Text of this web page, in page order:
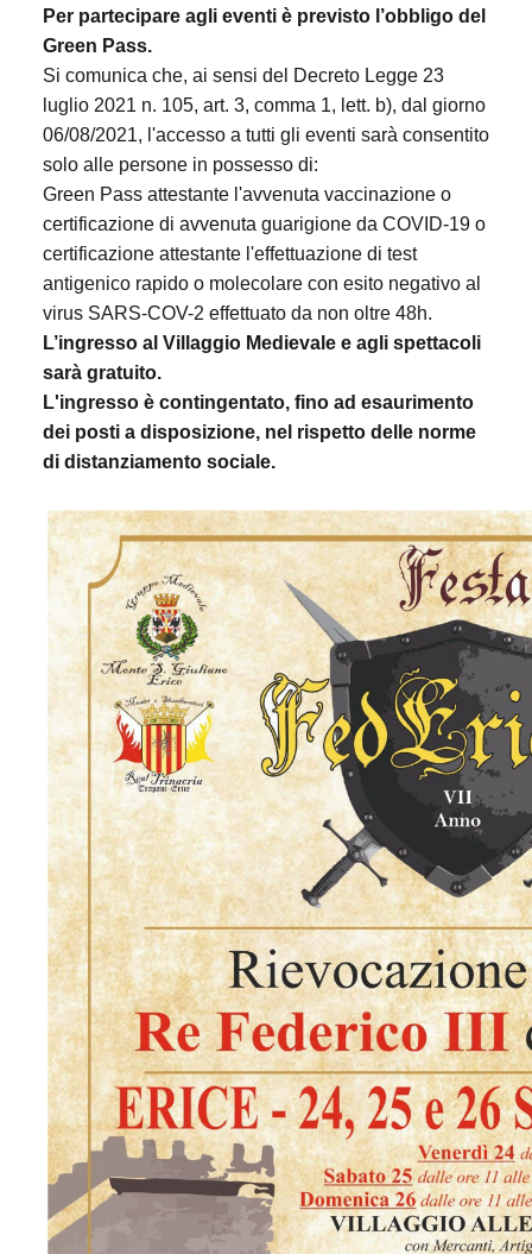
Per partecipare agli eventi è previsto l’obbligo del
Green Pass.
Si comunica che, ai sensi del Decreto Legge 23
luglio 2021 n. 105, art. 3, comma 1, lett. b), dal giorno
06/08/2021, l'accesso a tutti gli eventi sarà consentito
solo alle persone in possesso di:
Green Pass attestante l'avvenuta vaccinazione o
certificazione di avvenuta guarigione da COVID-19 o
certificazione attestante l'effettuazione di test
antigenico rapido o molecolare con esito negativo al
virus SARS-COV-2 effettuato da non oltre 48h.
L’ingresso al Villaggio Medievale e agli spettacoli
sarà gratuito.
L'ingresso è contingentato, fino ad esaurimento
dei posti a disposizione, nel rispetto delle norme
di distanziamento sociale.